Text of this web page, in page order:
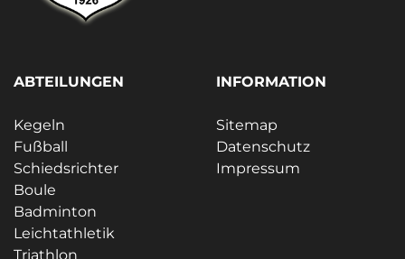
ABTEILUNGEN
Kegeln
Fußball
Schiedsrichter
Boule
Badminton
Leichtathletik
Triathlon
INFORMATION
Sitemap
Datenschutz
Impressum